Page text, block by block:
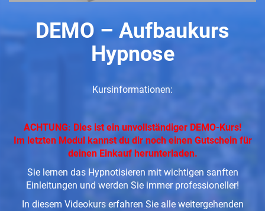
DEMO – Aufbaukurs
Hypnose
Kursinformationen:
ACHTUNG: Dies ist ein unvollständiger DEMO-Kurs!
Im letzten Modul kannst du dir noch einen Gutschein für
deinen Einkauf herunterladen.
Sie lernen das Hypnotisieren mit wichtigen sanften
Einleitungen und werden Sie immer professioneller!
In diesem Videokurs erfahren Sie alle weitergehenden